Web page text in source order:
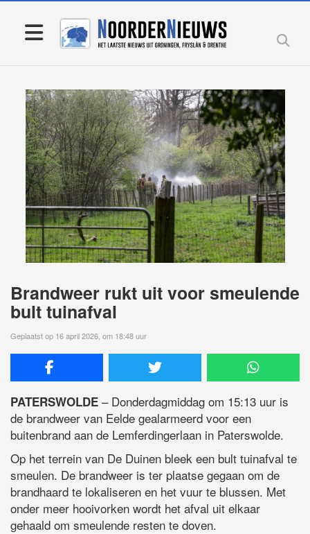
Brandweer rukt uit voor smeulende
bult tuinafval
Geplaatst op 16 april 2026, om 18:48 uur
PATERSWOLDE – Donderdagmiddag om 15:13 uur is
de brandweer van Eelde gealarmeerd voor een
buitenbrand aan de Lemferdingerlaan in Paterswolde.
Op het terrein van De Duinen bleek een bult tuinafval te
smeulen. De brandweer is ter plaatse gegaan om de
brandhaard te lokaliseren en het vuur te blussen. Met
onder meer hooivorken wordt het afval uit elkaar
gehaald om smeulende resten te doven.